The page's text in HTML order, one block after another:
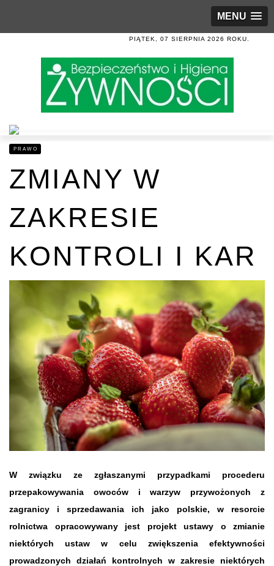
MENU
PIĄTEK, 07 SIERPNIA 2026 ROKU.
PRAWO
ZMIANY W
ZAKRESIE
KONTROLI I KAR
W związku ze zgłaszanymi przypadkami procederu
przepakowywania owoców i warzyw przywożonych z
zagranicy i sprzedawania ich jako polskie, w resorcie
rolnictwa opracowywany jest projekt ustawy o zmianie
niektórych ustaw w celu zwiększenia efektywności
prowadzonych działań kontrolnych w zakresie niektórych